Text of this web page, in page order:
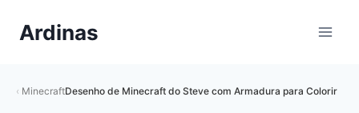
paraArdinas
MinecraftDesenho de Minecraft do Steve com Armadura para Colorir